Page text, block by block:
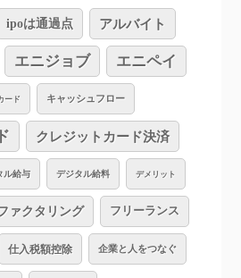
ipoは通過点 アルバイト
エニジョブ エニペイ
ード キャッシュフロー
クレジットカード決済
ル給与 デジタル給料 デメリット
ァクタリング フリーランス
仕入税額控除 企業と人をつなぐ